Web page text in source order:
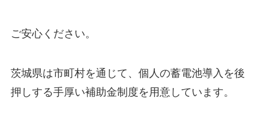
ご安心ください。
茨城県は市町村を通じて、個人の蓄電池導入を後
押しする手厚い補助金制度を用意しています。